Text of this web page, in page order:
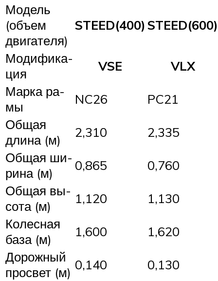
Мо­дель
(объ­ем
дви­га­те­ля)
STEED(400)STEED(600)
Мо­ди­фи­ка­
ция
VSE
VLX
Мар­ка ра­
мы
NC26
PC21
Об­щая
дли­на (м)
2,310
2,335
Об­щая ши­
ри­на (м)
0,865
0,760
Об­щая вы­
со­та (м)
1,120
1,130
Ко­лес­ная
ба­за (м)
1,600
1,620
До­рож­ный
про­свет (м) 0,140
0,130